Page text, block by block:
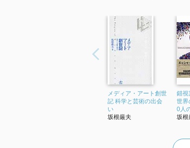
メディア・アート創世
記 科学と芸術の出会
い
坂根厳夫
錯視
世界
0人
坂根